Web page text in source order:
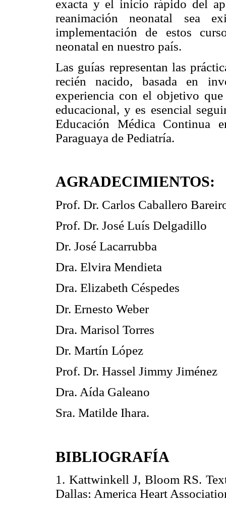
exacta y el inicio rápido del
reanimación neonatal sea
implementación de estos
neonatal en nuestro país.
Las guías representan las
recién nacido, basada en
experiencia con el objetivo
educacional, y es esencial
Educación Médica Continua
Paraguaya de Pediatría.
AGRADECIMIENTOS:
Prof. Dr. Carlos Caballero
Prof. Dr. José Luís Delgadillo
Dr. José Lacarrubba
Dra. Elvira Mendieta
Dra. Elizabeth Céspedes
Dr. Ernesto Weber
Dra. Marisol Torres
Dr. Martín López
Prof. Dr. Hassel Jimmy Jiménez
Dra. Aída Galeano
Sra. Matilde Ihara.
BIBLIOGRAFÍA
1. Kattwinkell J, Bloom RS.
Dallas: America Heart